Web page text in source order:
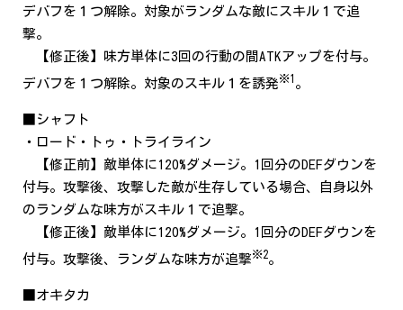
デバフを１つ解除。対象がランダムな敵にスキル１で追
撃。
【修正後】味方単体に3回の行動の間ATKアップを付与。
デバフを１つ解除。対象のスキル１を誘発※1 。
■シャフト
・ロード・トゥ・トライライン
【修正前】敵単体に120%ダメージ。1回分のDEFダウンを
付与。攻撃後、攻撃した敵が生存している場合、自身以外
のランダムな味方がスキル１で追撃。
【修正後】敵単体に120%ダメージ。1回分のDEFダウンを
付与。攻撃後、ランダムな味方が追撃※2。
■オキタカ